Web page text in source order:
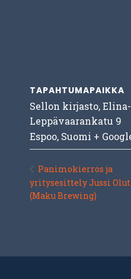
TAPAHTUMAPAIKKA
Sellon kirjasto,
Leppävaarankatu 9
Espoo, Suomi +
Panimokierros ja
yritysesittely Jussi Olut
(Maku Brewing)